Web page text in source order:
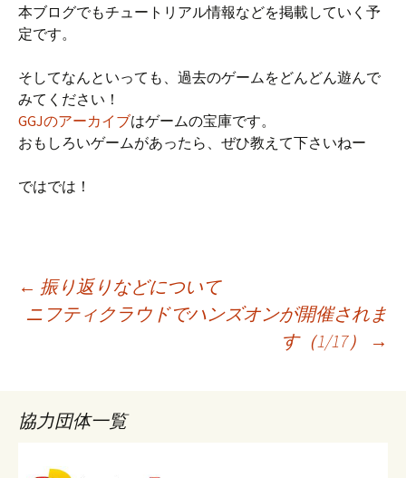
本ブログでもチュートリアル情報などを掲載していく予
定です。
そしてなんといっても、過去のゲームをどんどん遊んで
みてください！
GGJのアーカイブはゲームの宝庫です。
おもしろいゲームがあったら、ぜひ教えて下さいねー
ではでは！
投
ナ
← 振り返りなどについて
ニフティクラウドでハンズオンが開催されま
す（1/17）
→
協力団体一覧